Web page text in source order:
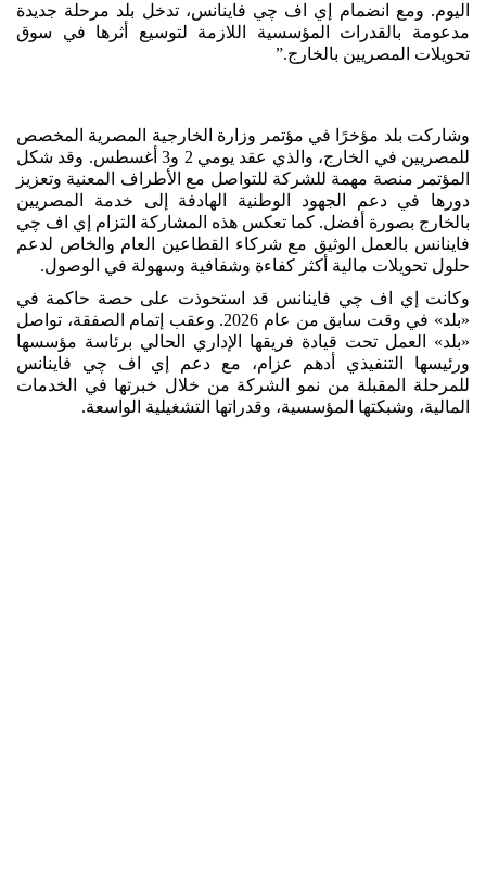
اليوم. ومع انضمام إي اف چي فاينانس، تدخل بلد مرحلة جديدة
مدعومة بالقدرات المؤسسية اللازمة لتوسيع أثرها في سوق
تحويلات المصريين بالخارج.”
وشاركت بلد مؤخرًا في مؤتمر وزارة الخارجية المصرية المخصص
للمصريين في الخارج، والذي عقد يومي 2 و3 أغسطس. وقد شكل
المؤتمر منصة مهمة للشركة للتواصل مع الأطراف المعنية وتعزيز
دورها في دعم الجهود الوطنية الهادفة إلى خدمة المصريين
بالخارج بصورة أفضل. كما تعكس هذه المشاركة التزام إي اف چي
فاينانس بالعمل الوثيق مع شركاء القطاعين العام والخاص لدعم
حلول تحويلات مالية أكثر كفاءة وشفافية وسهولة في الوصول.
وكانت إي اف چي فاينانس قد استحوذت على حصة حاكمة في
«بلد» في وقت سابق من عام 2026. وعقب إتمام الصفقة، تواصل
«بلد» العمل تحت قيادة فريقها الإداري الحالي برئاسة مؤسسها
ورئيسها التنفيذي أدهم عزام، مع دعم إي اف چي فاينانس
للمرحلة المقبلة من نمو الشركة من خلال خبرتها في الخدمات
المالية، وشبكتها المؤسسية، وقدراتها التشغيلية الواسعة.